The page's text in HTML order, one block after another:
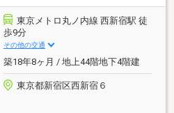
東京メトロ丸ノ内線 西新宿駅 徒
歩9分
その他の交通
築18年8ヶ月 / 地上44階地下4階建
東京都新宿区西新宿６